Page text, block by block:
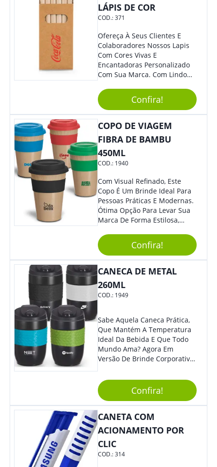
LÁPIS DE COR
COD.:371
Ofereça À Seus Clientes E
Colaboradores Nossos Lapis
Com Cores Vivas E
Encantadoras Personalizado
Com Sua Marca. Com Lindo
Para Diversas Ocasiões.
Perfeito, Não É?!
Confira!
COPO DE VIAGEM
FIBRA DE BAMBU
450ML
COD.: 1940
Com Visual Refinado, Este
Copo É Um Brinde Ideal Para
Pessoas Práticas E Modernas.
Ótima Opção Para Levar Sua
Marca De Forma Estilosa,
Empresa Em Eventos,
Reuniões Corporativas Ou Até
Mesmo Para Presentear
Colaboradores.
Confira!
CANECA DE METAL
260ML
COD.: 1949
Sabe Aquela Caneca Prática,
Que Mantém A Temperatura
Ideal Da Bebida E Que Todo
Mundo Ama? Agora Em
Versão De Brinde Corporativo
Sua Marca Com Muito Estilo E
Acrescentar Ainda Mais
Praticidade À Eventos E Feiras
De Exposição.
Confira!
CANETA COM
ACIONAMENTO POR
CLIC
COD.:314